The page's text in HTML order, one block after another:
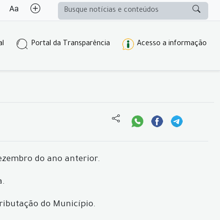
Portal da Transparência Acesso a informação
do ano anterior.
do Município.